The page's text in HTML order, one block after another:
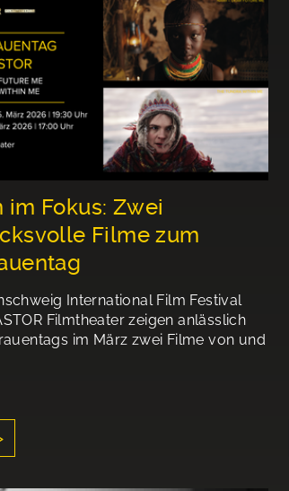
im Fokus: Zwei
Filme zum
International Film Festival
Filmtheater zeigen anlässlich
im März zwei Filme von und